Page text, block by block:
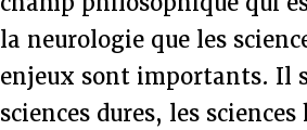
la neurologie que les
enjeux sont importants. Il
sciences dures, les